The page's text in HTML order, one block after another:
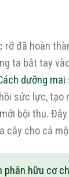
rỡ đã hoàn
ta bắt tay
dưỡng mai
sức lực, tạo
bội thu.
cây cho cả
phân hữu cơ